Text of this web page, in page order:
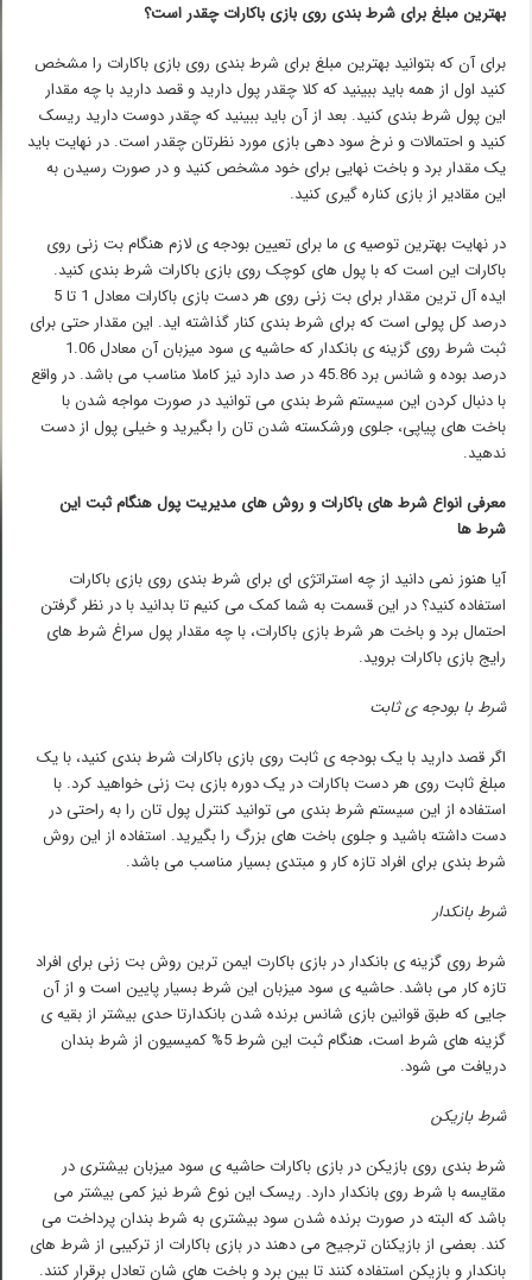
بهترین مبلغ برای شرط بندی روی بازی باکارات چقدر است؟
برای آن که بتوانید بهترین مبلغ برای شرط بندی روی بازی باکارات را مشخص
کنید اول از همه باید ببینید که کلا چقدر پول دارید و قصد دارید با چه مقدار
این پول شرط بندی کنید. بعد از آن باید ببینید که چقدر دوست دارید ریسک
کنید و احتمالات و نرخ سود دهی بازی مورد نظرتان چقدر است. در نهایت باید
یک مقدار برد و باخت نهایی برای خود مشخص کنید و در صورت رسیدن به
این مقادیر از بازی کناره گیری کنید.
در نهایت بهترین توصیه ی ما برای تعیین بودجه ی لازم هنگام بت زنی روی
باکارات این است که با پول های کوچک روی بازی باکارات شرط بندی کنید.
ایده آل ترین مقدار برای بت زنی روی هر دست بازی باکارات معادل 1 تا 5
درصد کل پولی است که برای شرط بندی کنار گذاشته اید. این مقدار حتی برای
ثبت شرط روی گزینه ی بانکدار که حاشیه ی سود میزبان آن معادل 1.06
درصد بوده و شانس برد 45.86 در صد دارد نیز کاملا مناسب می باشد. در واقع
با دنبال کردن این سیستم شرط بندی می توانید در صورت مواجه شدن با
باخت های پیاپی، جلوی ورشکسته شدن تان را بگیرید و خیلی پول از دست
ندهید.
معرفی انواع شرط های باکارات و روش های مدیریت پول هنگام ثبت این
شرط ها
آیا هنوز نمی دانید از چه استراتژی ای برای شرط بندی روی بازی باکارات
استفاده کنید؟ در این قسمت به شما کمک می کنیم تا بدانید با در نظر گرفتن
احتمال برد و باخت هر شرط بازی باکارات، با چه مقدار پول سراغ شرط های
رایج بازی باکارات بروید.
شرط با بودجه ی ثابت
اگر قصد دارید با یک بودجه ی ثابت روی بازی باکارات شرط بندی کنید، با یک
مبلغ ثابت روی هر دست باکارات در یک دوره بازی بت زنی خواهید کرد. با
استفاده از این سیستم شرط بندی می توانید کنترل پول تان را به راحتی در
دست داشته باشید و جلوی باخت های بزرگ را بگیرید. استفاده از این روش
شرط بندی برای افراد تازه کار و مبتدی بسیار مناسب می باشد.
شرط بانکدار
شرط روی گزینه ی بانکدار در بازی باکارت ایمن ترین روش بت زنی برای افراد
تازه کار می باشد. حاشیه ی سود میزبان این شرط بسیار پایین است و از آن
جایی که طبق قوانین بازی شانس برنده شدن بانکدارتا حدی بیشتر از بقیه ی
گزینه های شرط است، هنگام ثبت این شرط 5% کمیسیون از شرط بندان
دریافت می شود.
شرط بازیکن
شرط بندی روی بازیکن در بازی باکارات حاشیه ی سود میزبان بیشتری در
مقایسه با شرط روی بانکدار دارد. ریسک این نوع شرط نیز کمی بیشتر می
باشد که البته در صورت برنده شدن سود بیشتری به شرط بندان پرداخت می
کند. بعضی از بازیکنان ترجیح می دهند در بازی باکارات از ترکیبی از شرط های
بانکدار و بازیکن استفاده کنند تا بین برد و باخت های شان تعادل برقرار کنند.